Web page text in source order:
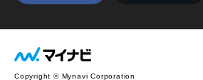
Copyright © Mynavi Corporation